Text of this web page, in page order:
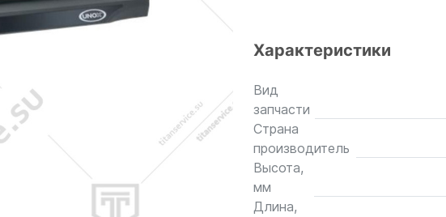
Характеристики
Вид
запчасти
Страна
производитель
Высота,
мм
Длина,